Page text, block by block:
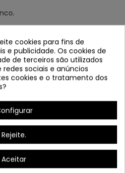
cookies para fins de
e publicidade. Os cookies de
de terceiros são utilizados
sociais e anúncios
cookies e o tratamento dos
Rejeite.
Aceitar